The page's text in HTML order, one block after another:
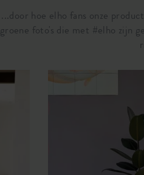
...door hoe elho fans onze
groene foto's die met #elho zijn